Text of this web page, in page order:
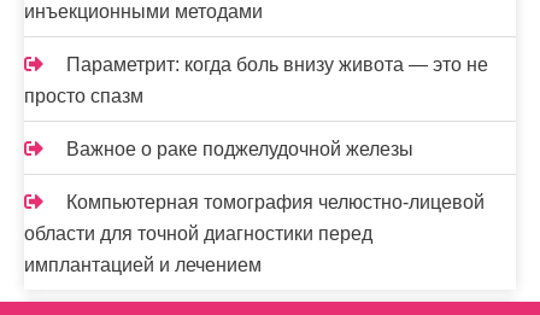
инъекционными методами
Параметрит: когда боль внизу живота — это не
просто спазм
Важное о раке поджелудочной железы
Компьютерная томография челюстно-лицевой
области для точной диагностики перед
имплантацией и лечением